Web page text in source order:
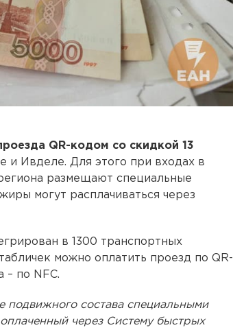
QR-кодом со скидкой 13
и Ивделе. Для этого при входах в
размещают специальные
могут расплачиваться через
в 1300 транспортных
можно оплатить проезд по QR-
– по NFC.
подвижного состава специальными
через Систему быстрых